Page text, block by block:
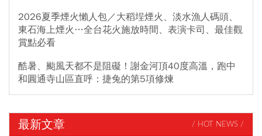
2026夏季煙火懶人包／大稻埕煙火、淡水漁人碼頭、
東石海上煙火…全台花火施放時間、表演卡司、最佳觀
賞點必看
酷暑、颱風天都不是阻礙！謝金河頂40度高溫，跑中
和圓通寺山區直呼：捷兔的第5項修煉
最新文章 / HOT NEWS /